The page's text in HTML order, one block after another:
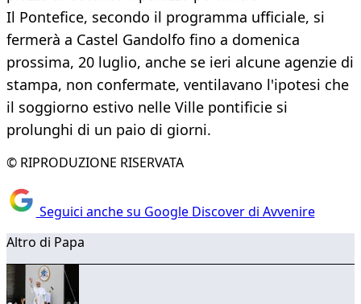
Il Pontefice, secondo il programma ufficiale, si
fermerà a Castel Gandolfo fino a domenica
prossima, 20 luglio, anche se ieri alcune agenzie di
stampa, non confermate, ventilavano l'ipotesi che
il soggiorno estivo nelle Ville pontificie si
prolunghi di un paio di giorni.
© RIPRODUZIONE RISERVATA
Seguici anche su Google Discover di Avvenire
Altro di Papa